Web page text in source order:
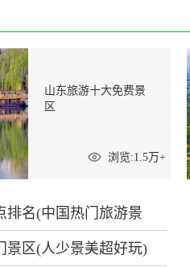
山东旅游十大免费景
区
浏览:1.5万+
排名(中国热门旅游景
景区(人少景美超好玩)